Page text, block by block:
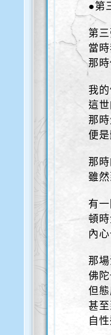
●第
第
當
那
我
這
那
便
那
雖
有
頓
內
那
佛
但
甚
自